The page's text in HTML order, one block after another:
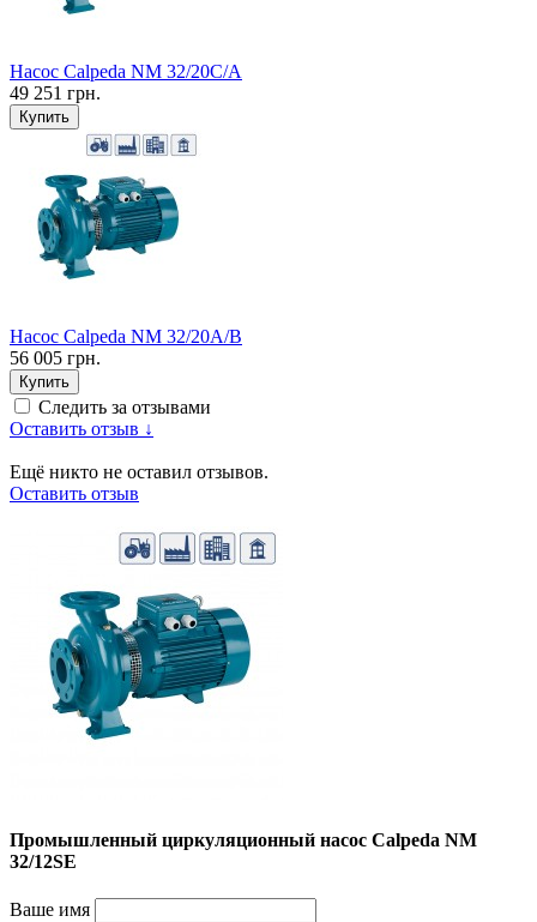
Насос Calpeda NM 32/20C/А
49 251 грн.
Купить
Насос Calpeda NM 32/20A/B
56 005 грн.
Купить
Следить за отзывами
Оставить отзыв ↓
Ещё никто не оставил отзывов.
Оставить отзыв
Промышленный циркуляционный насос Calpeda NM
32/12SE
Ваше имя